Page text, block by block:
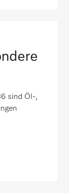
sind Öl-,